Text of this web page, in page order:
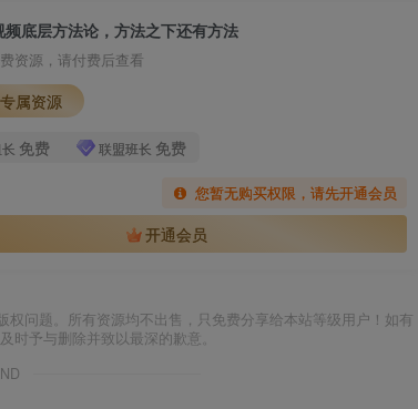
频底层方法论，方法之下还有方法
资源，请付费后查看
属资源
免费 联盟班长 免费
您暂无购买权限，请先开通会员
开通会员
问题。所有资源均不出售，只免费分享给本站等级用户！如有
予与删除并致以最深的歉意。